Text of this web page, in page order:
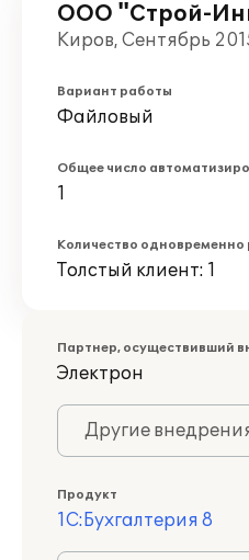
ООО "Строй-
Киров, Сентябрь
Вариант работы
Файловый
Общее число
1
Количество
Толстый клиент: 1
Партнер, осуществивший
Электрон
Другие
Продукт
1С:Бухгалтерия 8